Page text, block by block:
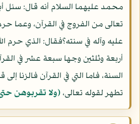
محمد عليهما السلام أنه قال: سئل
تعالى من الفروج في القرآن، وعما
عليه وآله في سنته؟فقال: الذي حرم
أربعة وثلثين وجها سبعة عشر في
السنة، فاما التي في القرآن فالزنا
تطهر لقوله تعالى، (ولا تقربوهن